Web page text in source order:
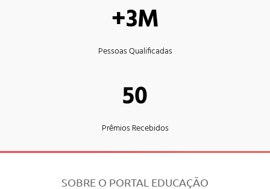
+3M
Pessoas Qualificadas
50
Prêmios Recebidos
SOBRE O PORTAL EDUCAÇÃO